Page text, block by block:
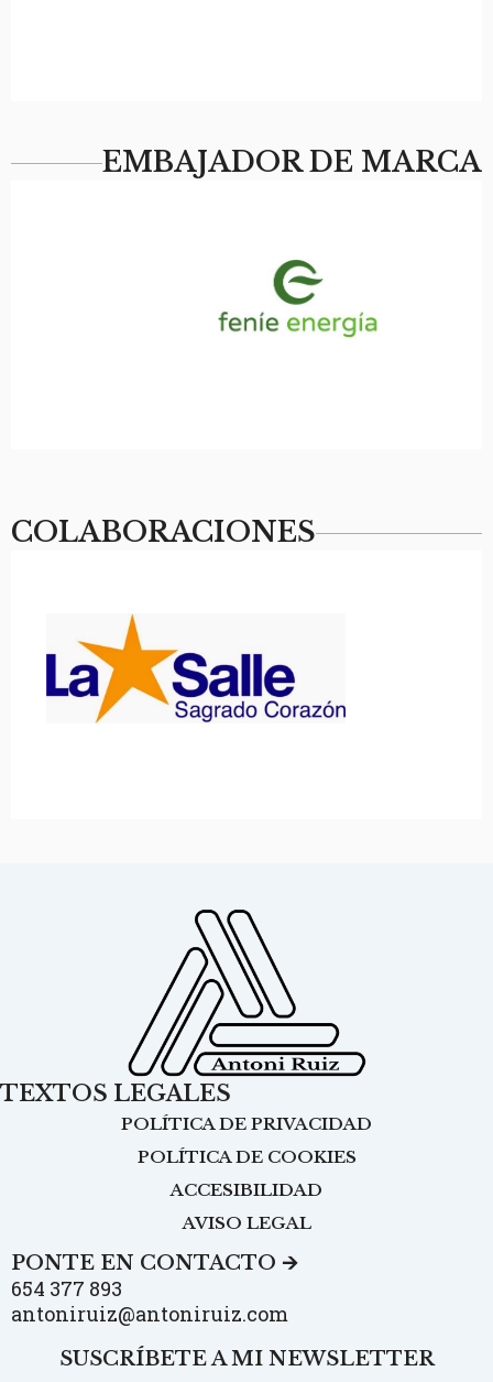
EMBAJADOR DE MARCA
COLABORACIONES
TEXTOS LEGALES
POLÍTICA DE PRIVACIDAD
POLÍTICA DE COOKIES
ACCESIBILIDAD
AVISO LEGAL
PONTE EN CONTACTO 🡪
654 377 893
antoniruiz@antoniruiz.com
SUSCRÍBETE A MI NEWSLETTER